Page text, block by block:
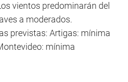
vientos predominarán del
a moderados.
previstas: Artigas: mínima
mínima